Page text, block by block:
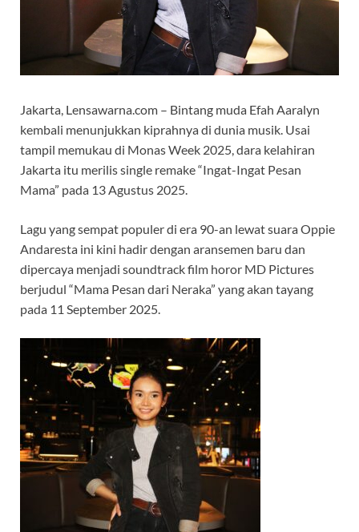
Jakarta, Lensawarna.com – Bintang muda Efah Aaralyn
kembali menunjukkan kiprahnya di dunia musik. Usai
tampil memukau di Monas Week 2025, dara kelahiran
Jakarta itu merilis single remake “Ingat-Ingat Pesan
Mama” pada 13 Agustus 2025.
Lagu yang sempat populer di era 90-an lewat suara Oppie
Andaresta ini kini hadir dengan aransemen baru dan
dipercaya menjadi soundtrack film horor MD Pictures
berjudul “Mama Pesan dari Neraka” yang akan tayang
pada 11 September 2025.